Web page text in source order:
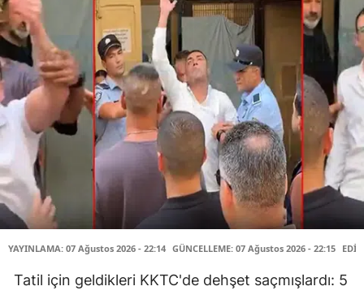
YAYINLAMA: 07 Ağustos 2026 - 22:14 GÜNCELLEME: 07 Ağustos 2026 - 22:15
Tatil için geldikleri KKTC'de dehşet saçmışlardı: 5